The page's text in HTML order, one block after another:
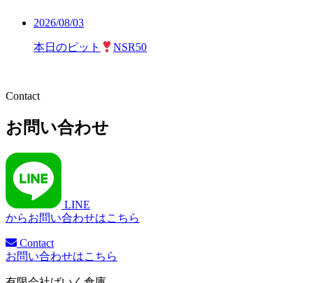
2026/08/03
本日のピット NSR50
Contact
お問い合わせ
LINE
からお問い合わせはこちら
Contact
お問い合わせはこちら